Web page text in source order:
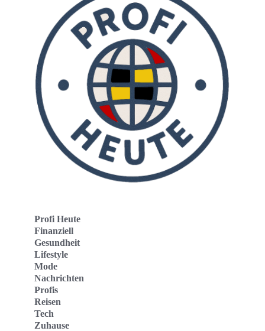
Profi Heute
Finanziell
Gesundheit
Lifestyle
Mode
Nachrichten
Profis
Reisen
Tech
Zuhause